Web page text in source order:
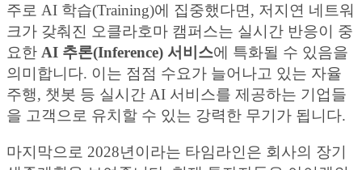
주로 AI 학습(Training)에 집중했다면, 저지연 네트워
크가 갖춰진 오클라호마 캠퍼스는 실시간 반응이 중
요한 AI 추론(Inference) 서비스에 특화될 수 있음을
의미합니다. 이는 점점 수요가 늘어나고 있는 자율
주행, 챗봇 등 실시간 AI 서비스를 제공하는 기업들
을 고객으로 유치할 수 있는 강력한 무기가 됩니다.
마지막으로 2028년이라는 타임라인은 회사의 장기